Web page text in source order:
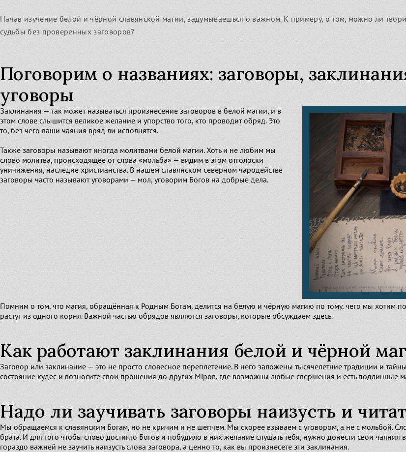
Славянские Боги
Начав изучение белой и чёрной славянской магии, задумываешься о важном. К примеру, о том, можно ли
судьбы без проверенных заговоров?
Поговорим о названиях: заговоры,
уговоры
Заклинания — так может называться произнесение заговоров в белой магии, и в
этом слове слышится великое желание и упорство того, кто проводит обряд. Это
то, без чего ваши чаяния вряд ли исполнятся.
Также заговоры называют иногда молитвами белой магии. Хоть и не любим мы
слово молитва, происходящее от слова «мольба» — видим в этом отголоски
уничижения, наследие христианства. В нашем славянском северном чародействе
заговоры часто называют уговорами — мол, уговорим Богов на добрые дела.
Помним о том, что магия, обращённая к Родным Богам, делится на белую и чёрную магию по тому, чего мы хотим
растут из одного корня. Важной частью обрядов являются заговоры, которые обсуждаем здесь.
Как работают заклинания белой и чёрной
Заговор или заклинание — это не просто словесное переплетение. В него заложены тысячелетние традиции и
состояние кудес и возносите свои прошения до других Мiров, где возможны любые свершения и есть подлинные
Надо ли заучивать заговоры наизусть и
Мы обращаемся к славянским Богам, но не кричим и не шепчем. Мы скорее взываем с уговором, а не с мольбой.
брата. И для того чтобы слово достигло Богов и побудило в них желание слушать тебя, нужно донести свои
гораздо важней не заучить наизусть слова заговора, а ценно то, как вы произнесете эти заклинания.